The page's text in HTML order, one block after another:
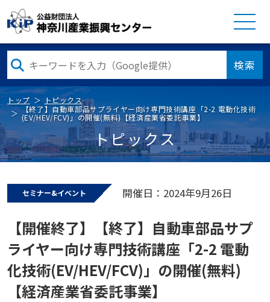
検索
トップ
トピックス
【終了】自動車部品サプライヤー向け専門技術講座「2-2 電動化技術
(EV/HEV/FCV)」の開催(無料)【経済産業省委託事業】
トピックス
セミナー&イベント 開催日：2024年9月26日
【開催終了】【終了】自動車部品サプ
ライヤー向け専門技術講座「2-2 電動
化技術(EV/HEV/FCV)」の開催(無料)
【経済産業省委託事業】